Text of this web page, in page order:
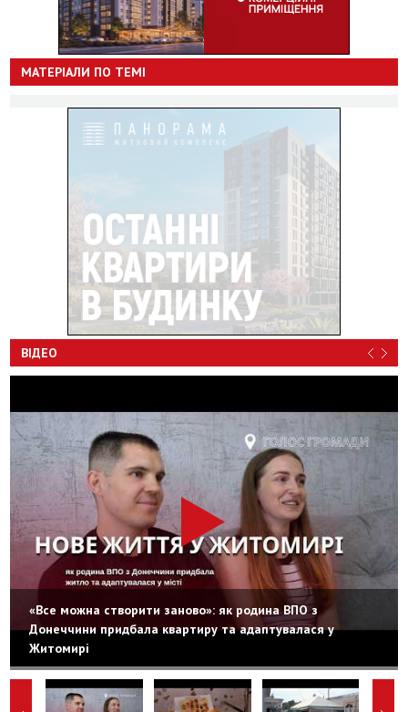
МАТЕРІАЛИ ПО ТЕМІ
ВІДЕО
«Все можна створити заново»: як родина ВПО з
Донеччини придбала квартиру та адаптувалася у
Житомирі